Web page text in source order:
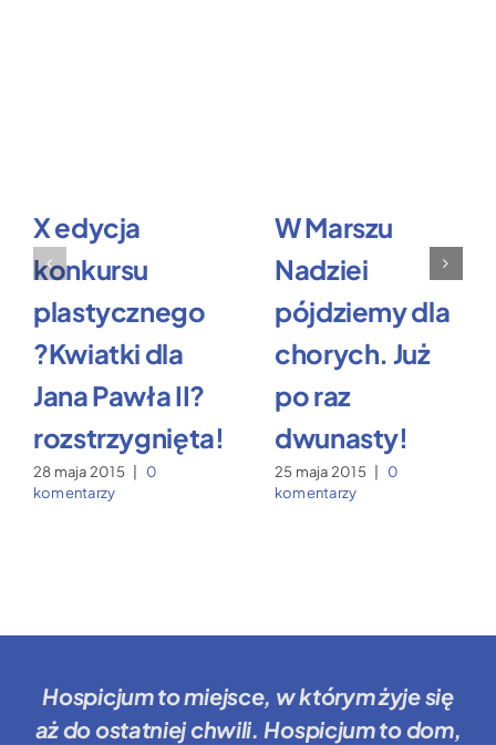
X edycja
konkursu
plastycznego
?Kwiatki dla
Jana Pawła II?
rozstrzygnięta!
28 maja 2015
0
komentarzy
W Marszu
Nadziei
pójdziemy dla
chorych. Już
po raz
dwunasty!
25 maja 2015
0
komentarzy
Hospicjum to miejsce, w którym żyje się
aż do ostatniej chwili. Hospicjum to dom,